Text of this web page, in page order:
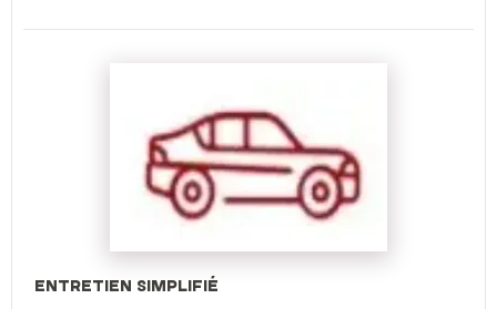
ENTRETIEN SIMPLIFIÉ